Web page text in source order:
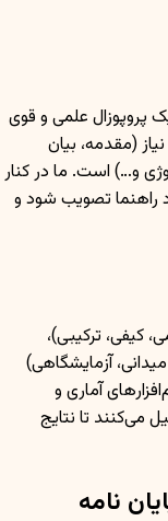
پروپوزال علمی و قوی
(مقدمه، بیان
و…) است. ما در کنار
راهنما تصویب شود و
کیفی، ترکیبی)،
آزمایشگاهی)
آماری و
می‌کنند تا نتایج
نامه